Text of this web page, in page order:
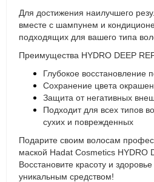
Для достижения наилучшего
вместе с шампунем и
подходящих для вашего типа
Преимущества HYDRO DEEP
Глубокое восстановление
Сохранение цвета
Защита от негативных
Подходит для всех типов
сухих и поврежденных
Подарите своим волосам
маской Hadat Cosmetics HYDRO
Восстановите красоту и
уникальным средством!